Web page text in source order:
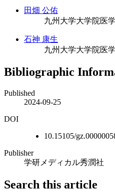
田畑 公佑
九州大学大学院医
石神 康生
九州大学大学院医
Bibliographic
Published
2024-09-25
DOI
10.15105/
Publisher
学研メディカル秀潤社
Search this article